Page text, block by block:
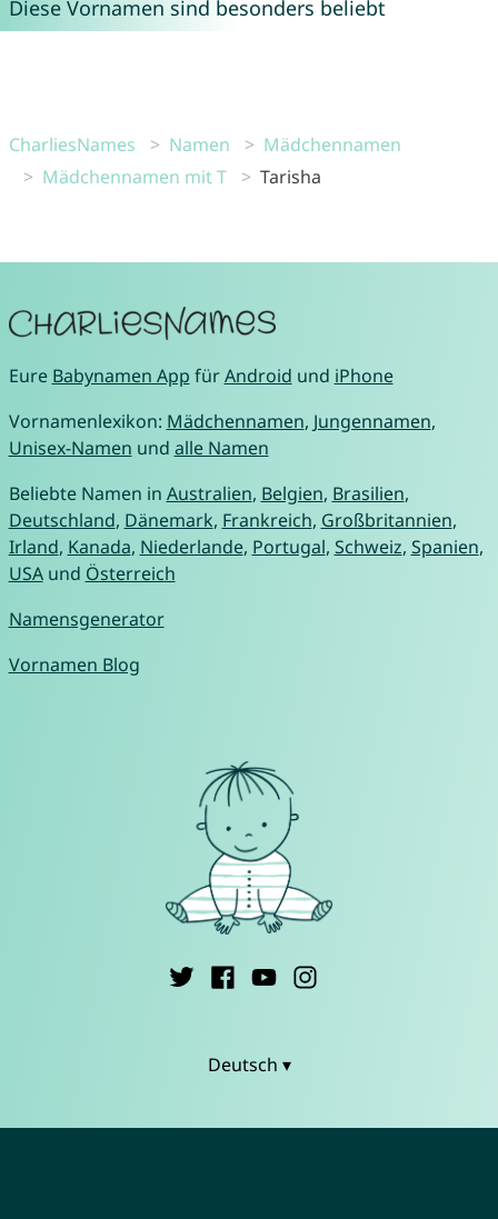
Diese Vornamen sind besonders beliebt
CharliesNames Namen
Mädchennamen
Mädchennamen mit T
Tarisha
Eure Babynamen App fürAndroid und iPhone
Vornamenlexikon: Mädchennamen, Jungennamen,
Unisex-Namen und alle Namen
Beliebte Namen in Australien, Belgien, Brasilien,
Deutschland, Dänemark, Frankreich, Großbritannien,
Irland, Kanada, Niederlande, Portugal, Schweiz, Spanien,
USAund Österreich
Namensgenerator
Vornamen Blog
Deutsch ▾